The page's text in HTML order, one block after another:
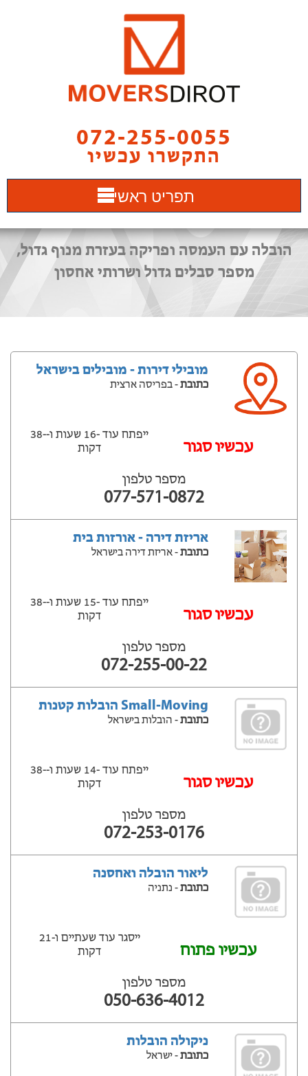
072-255-0055
התקשרו עכשיו
תפריט ראשי
הובלה עם העמסה ופריקה בעזרת מנוף גדול,
מספר סבלים גדול ושרותי אחסון
מובילי דירות - מובילים בישראל
כתובת- בפריסה ארצית
‫עכשיו סגור
ייפתח עוד -16 שעות ‫ו--38
דקות
מספר טלפון
077-571-0872
אריזת דירה - אורזות בית
כתובת- אריזת דירה בישראל
‫עכשיו סגור
ייפתח עוד -15 שעות ‫ו--38
דקות
מספר טלפון
072-255-00-22
Small-Moving הובלות קטנות
כתובת- הובלות בישראל
‫עכשיו סגור
ייפתח עוד -14 שעות ‫ו--38
דקות
מספר טלפון
072-253-0176
ליאור הובלה ואחסנה
כתובת- נתניה
עכשיו פתוח
ייסגר עוד שעתיים ‫ו-21
דקות
מספר טלפון
050-636-4012
ניקולה הובלות
כתובת- ישראל